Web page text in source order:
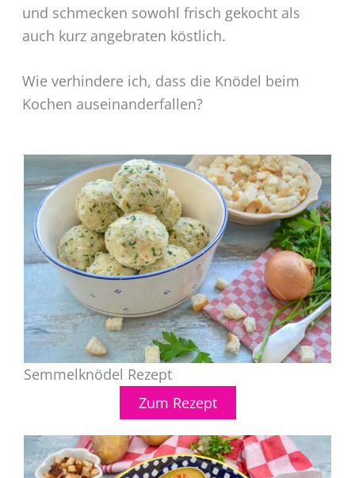
und schmecken sowohl frisch gekocht als
auch kurz angebraten köstlich.
Wie verhindere ich, dass die Knödel beim
Kochen auseinanderfallen?
Semmelknödel Rezept
Zum Rezept